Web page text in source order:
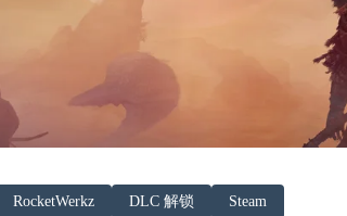
RocketWerkz DLC 解锁 Steam